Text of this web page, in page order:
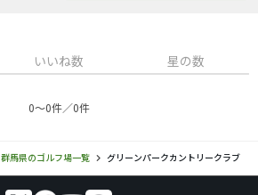
いいね数 星の数
0〜0件／0件
群馬県のゴルフ場一覧 グリーンパークカントリークラブ